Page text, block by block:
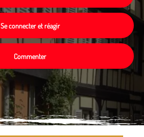
Se connecter et réagir
Commenter